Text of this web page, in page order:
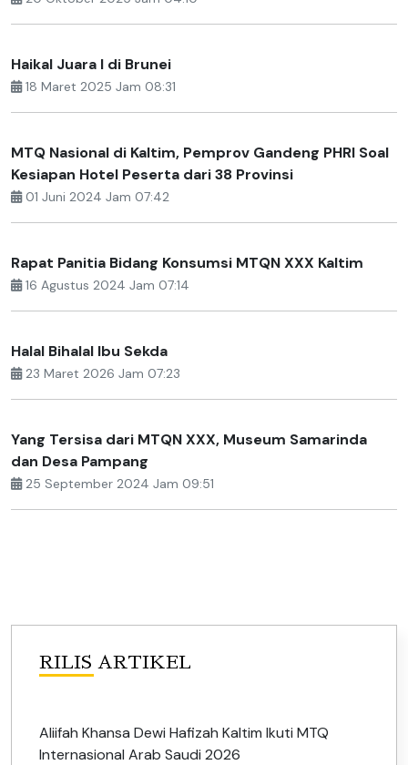
Haikal Juara I di Brunei
18 Maret 2025 Jam 08:31
MTQ Nasional di Kaltim, Pemprov Gandeng PHRI Soal
Kesiapan Hotel Peserta dari 38 Provinsi
01 Juni 2024 Jam 07:42
Rapat Panitia Bidang Konsumsi MTQN XXX Kaltim
16 Agustus 2024 Jam 07:14
Halal Bihalal Ibu Sekda
23 Maret 2026 Jam 07:23
Yang Tersisa dari MTQN XXX, Museum Samarinda
dan Desa Pampang
25 September 2024 Jam 09:51
RILIS ARTIKEL
Aliifah Khansa Dewi Hafizah Kaltim Ikuti MTQ
Internasional Arab Saudi 2026